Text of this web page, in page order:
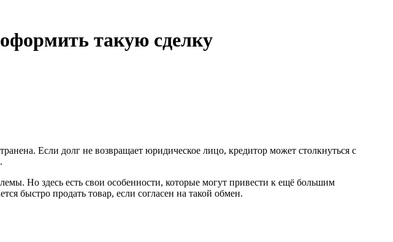
такую сделку
Если долг не возвращает юридическое лицо, кредитор может столкнуться с
Но здесь есть свои особенности, которые могут привести к ещё большим
быстро продать товар, если согласен на такой обмен.